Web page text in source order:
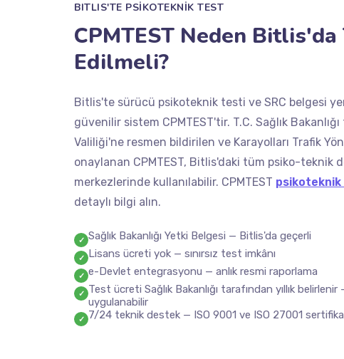
BITLIS'TE PSİKOTEKNİK TEST
CPMTEST Neden Bitlis'da
Edilmeli?
Bitlis'te sürücü psikoteknik testi ve SRC belgesi
güvenilir sistem CPMTEST'tir. T.C. Sağlık
Valiliği'ne resmen bildirilen ve Karayolları Trafik
onaylanan CPMTEST, Bitlis'daki tüm psiko-teknik
merkezlerinde kullanılabilir. CPMTEST psikoteknik
detaylı bilgi alın.
✓ Sağlık Bakanlığı Yetki Belgesi — Bitlis'da geçerli
✓ Lisans ücreti yok — sınırsız test imkânı
✓ e-Devlet entegrasyonu — anlık resmi raporlama
✓ Test ücreti Sağlık Bakanlığı tarafından yıllık
uygulanabilir
✓ 7/24 teknik destek — ISO 9001 ve ISO 27001